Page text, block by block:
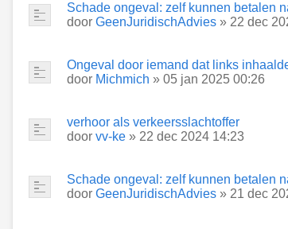
Schade ongeval: zelf kunnen betalen
door GeenJuridischAdvies » 22 dec
Ongeval door iemand dat links
door Michmich » 05 jan 2025 00:26
verhoor als verkeersslachtoffer
door vv-ke » 22 dec 2024 14:23
Schade ongeval: zelf kunnen betalen
door GeenJuridischAdvies » 21 dec